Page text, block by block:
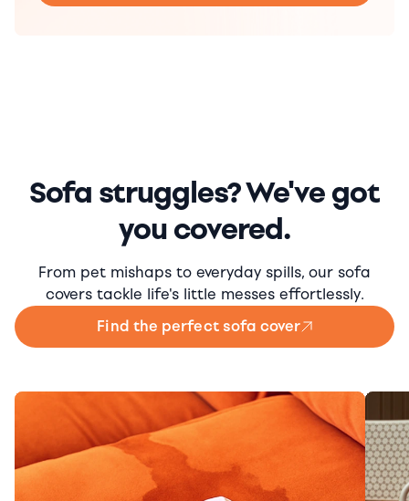
Sofa struggles? We've got
you covered.
From pet mishaps to everyday spills, our sofa
covers tackle life's little messes effortlessly.
Find the perfect sofa cover